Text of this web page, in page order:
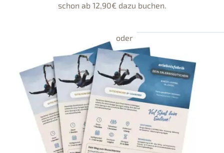
schon ab 12,90€ dazu buchen.